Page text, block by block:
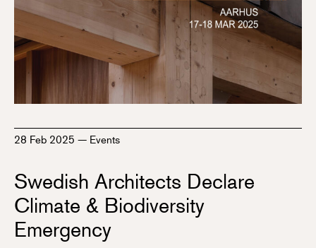
28 Feb 2025 — Events
Swedish Architects Declare
Climate & Biodiversity
Emergency